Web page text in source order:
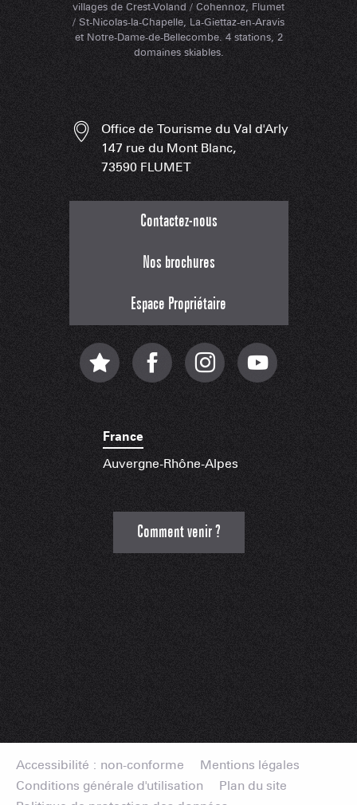
villages de Crest-Voland / Cohennoz, Flumet
/ St-Nicolas-la-Chapelle, La-Giettaz-en-Aravis
et Notre-Dame-de-Bellecombe. 4 stations, 2
domaines skiables.
Office de Tourisme du Val d'Arly
147 rue du Mont Blanc,
73590 FLUMET
Contactez-nous
Nos brochures
Espace Propriétaire
France
Auvergne-Rhône-Alpes
Comment venir ?
Accessibilité : non-conforme
Mentions légales
Conditions générale d'utilisation
Plan du site